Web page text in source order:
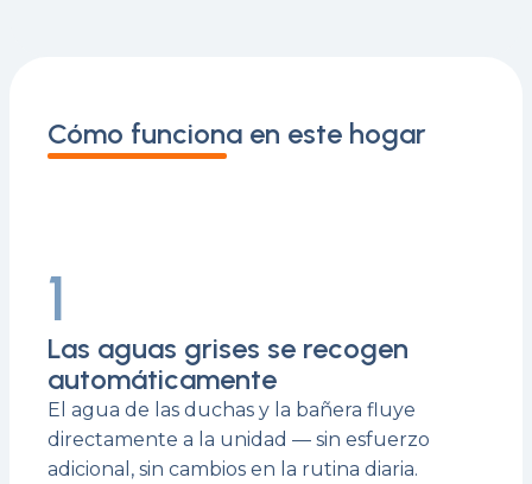
Cómo funciona en este hogar
1
Las aguas grises se recogen
automáticamente
El agua de las duchas y la bañera fluye
directamente a la unidad — sin esfuerzo
adicional, sin cambios en la rutina diaria.